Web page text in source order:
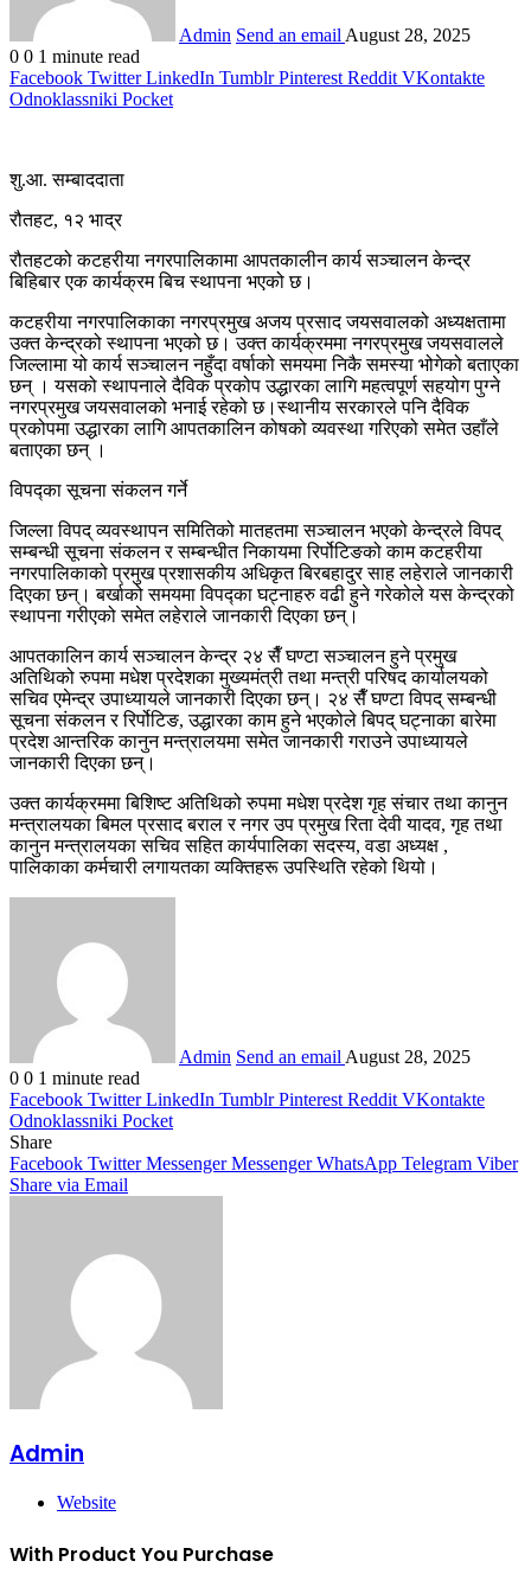
Admin Send an email August 28, 2025
0 0 1 minute read
Facebook Twitter LinkedIn Tumblr Pinterest Reddit VKontakte
Odnoklassniki Pocket
शु.आ. सम्बाददाता
रौतहट, १२ भाद्र
रौतहटको कटहरीया नगरपालिकामा आपतकालीन कार्य सञ्चालन केन्द्र
बिहिबार एक कार्यक्रम बिच स्थापना भएको छ।
कटहरीया नगरपालिकाका नगरप्रमुख अजय प्रसाद जयसवालको अध्यक्षतामा
उक्त केन्द्रको स्थापना भएको छ। उक्त कार्यक्रममा नगरप्रमुख जयसवालले
जिल्लामा यो कार्य सञ्चालन नहुँदा वर्षाको समयमा निकै समस्या भोगेको बताएका
छन् । यसको स्थापनाले दैविक प्रकोप उद्धारका लागि महत्वपूर्ण सहयोग पुग्ने
नगरप्रमुख जयसवालको भनाई रहेको छ।स्थानीय सरकारले पनि दैविक
प्रकोपमा उद्धारका लागि आपतकालिन कोषको व्यवस्था गरिएको समेत उहाँले
बताएका छन् ।
विपद्का सूचना संकलन गर्ने
जिल्ला विपद् व्यवस्थापन समितिको मातहतमा सञ्चालन भएको केन्द्रले विपद्
सम्बन्धी सूचना संकलन र सम्बन्धीत निकायमा रिर्पोटिङको काम कटहरीया
नगरपालिकाको प्रमुख प्रशासकीय अधिकृत बिरबहादुर साह लहेराले जानकारी
दिएका छन्। बर्खाको समयमा विपद्का घट्नाहरु वढी हुने गरेकोले यस केन्द्रको
स्थापना गरीएको समेत लहेराले जानकारी दिएका छन्।
आपतकालिन कार्य सञ्चालन केन्द्र २४ सैँ घण्टा सञ्चालन हुने प्रमुख
अतिथिको रुपमा मधेश प्रदेशका मुख्यमंत्री तथा मन्त्री परिषद कार्यालयको
सचिव एमेन्द्र उपाध्यायले जानकारी दिएका छन्। २४ सैँ घण्टा विपद् सम्बन्धी
सूचना संकलन र रिर्पोटिङ, उद्धारका काम हुने भएकोले बिपद् घट्नाका बारेमा
प्रदेश आन्तरिक कानुन मन्त्रालयमा समेत जानकारी गराउने उपाध्यायले
जानकारी दिएका छन्।
उक्त कार्यक्रममा बिशिष्ट अतिथिको रुपमा मधेश प्रदेश गृह संचार तथा कानुन
मन्त्रालयका बिमल प्रसाद बराल र नगर उप प्रमुख रिता देवी यादव, गृह तथा
कानुन मन्त्रालयका सचिव सहित कार्यपालिका सदस्य, वडा अध्यक्ष ,
पालिकाका कर्मचारी लगायतका व्यक्तिहरू उपस्थिति रहेको थियो।
Admin Send an email August 28, 2025
0 0 1 minute read
Facebook Twitter LinkedIn Tumblr Pinterest Reddit VKontakte
Odnoklassniki Pocket
Share
Facebook Twitter Messenger Messenger WhatsApp Telegram Viber
Share via Email
Admin
Website
With Product You Purchase